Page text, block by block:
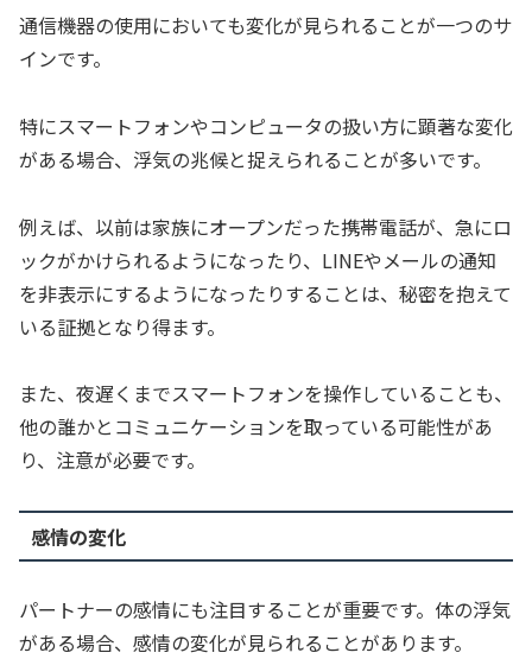
通信機器の使用においても変化が見られることが一つのサ
インです。
特にスマートフォンやコンピュータの扱い方に顕著な変化
がある場合、浮気の兆候と捉えられることが多いです。
例えば、以前は家族にオープンだった携帯電話が、急にロ
ックがかけられるようになったり、LINEやメールの通知
を非表示にするようになったりすることは、秘密を抱えて
いる証拠となり得ます。
また、夜遅くまでスマートフォンを操作していることも、
他の誰かとコミュニケーションを取っている可能性があ
り、注意が必要です。
感情の変化
パートナーの感情にも注目することが重要です。体の浮気
がある場合、感情の変化が見られることがあります。